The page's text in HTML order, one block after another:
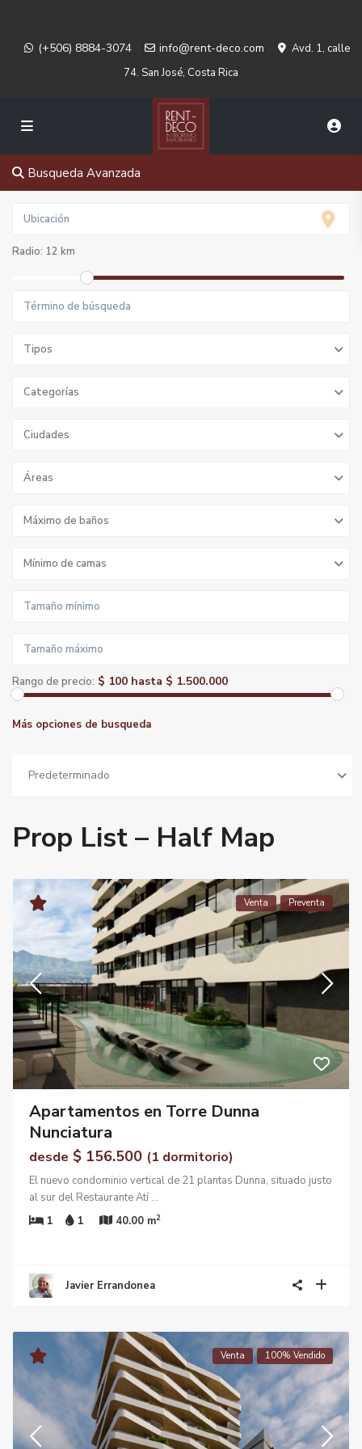
(+506) 8884-3074 info@rent-deco.com
Avd. 1, calle
74. San José, Costa Rica
Busqueda Avanzada
Radio: 12 km
Tipos
Categorías
Ciudades
Áreas
Máximo de baños
Mínimo de camas
Rango de precio: $ 100 hasta $ 1.500.000
Más opciones de busqueda
Predeterminado
Prop List – Half Map
Venta Preventa
Apartamentos en Torre Dunna
Nunciatura
desde $ 156.500 (1 dormitorio)
El nuevo condominio vertical de 21 plantas Dunna, situado justo
al sur del Restaurante Atí ...
1
1 40.00 m2
Javier Errandonea
Venta 100% Vendido